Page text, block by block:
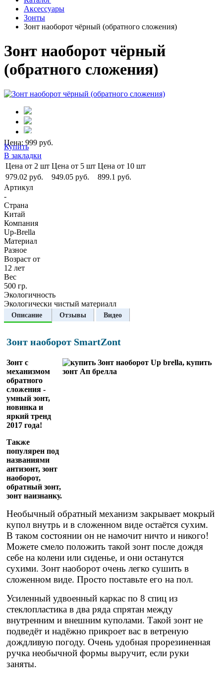
Аксессуары
Зонты
Зонт наоборот чёрный (обратного сложения)
Зонт наоборот чёрный
(обратного сложения)
Цена: 999 руб.
Купить
В закладки
Цена от 2 шт Цена от 5 шт Цена от 10 шт
979.02 руб.
949.05 руб.
899.1 руб.
Артикул
-
Страна
Китай
Компания
Up-Brella
Материал
Разное
Возраст от
12 лет
Вес
500 гр.
Экологичность
Экологически чистый материалл
Описание Отзывы Видео
Зонт наоборот SmartZont
Зонт с
механизмом
обратного
сложения -
умный зонт,
новинка и
яркий тренд
2017 года!
Также
популярен под
названиями
антизонт, зонт
наоборот,
обратный зонт,
зонт наизнанку.
Необычный обратный механизм закрывает мокрый
купол внутрь и в сложенном виде остаётся сухим.
В таком состоянии он не намочит ничто и никого!
Можете смело положить такой зонт после дождя
себе на колени или сиденье, и они останутся
сухими. Зонт наоборот очень легко сушить в
сложенном виде. Просто поставьте его на пол.
Усиленный удвоенный каркас по 8 спиц из
стеклопластика в два ряда спрятан между
внутренним и внешним куполами. Такой зонт не
подведёт и надёжно прикроет вас в ветреную
дождливую погоду. Очень удобная прорезиненная
ручка необычной формы выручит, если руки
заняты.